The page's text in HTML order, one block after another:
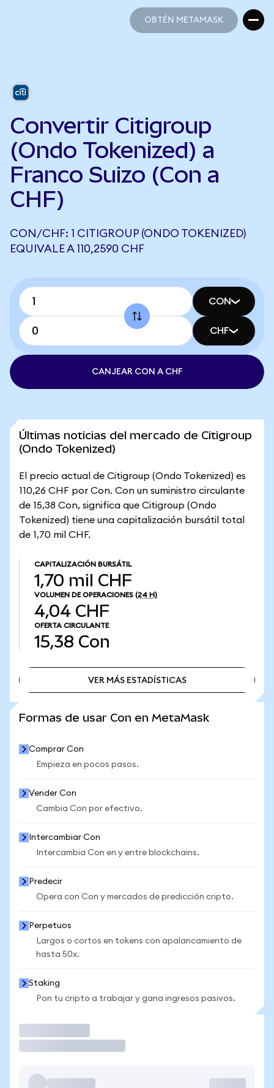
OBTÉN METAMASK
Convertir Citigroup
(Ondo Tokenized) a
Franco Suizo (Con a
CHF)
CON/CHF: 1 CITIGROUP (ONDO TOKENIZED)
EQUIVALE A 110,2590 CHF
CON
CHF
CANJEAR CON A CHF
Últimas noticias del mercado de Citigroup
(Ondo Tokenized)
El precio actual de Citigroup (Ondo Tokenized) es
110,26 CHF por Con. Con un suministro circulante
de 15,38 Con, significa que Citigroup (Ondo
Tokenized) tiene una capitalización bursátil total
de 1,70 mil CHF.
CAPITALIZACIÓN BURSÁTIL
1,70 mil CHF
VOLUMEN DE OPERACIONES (24 H)
4,04 CHF
OFERTA CIRCULANTE
15,38 Con
VER MÁS ESTADÍSTICAS
Formas de usar Con en MetaMask
Comprar Con
Empieza en pocos pasos.
Vender Con
Cambia Con por efectivo.
Intercambiar Con
Intercambia Con en y entre blockchains.
Predecir
Opera con Con y mercados de predicción cripto.
Perpetuos
Largos o cortos en tokens con apalancamiento de
hasta 50x.
Staking
Pon tu cripto a trabajar y gana ingresos pasivos.